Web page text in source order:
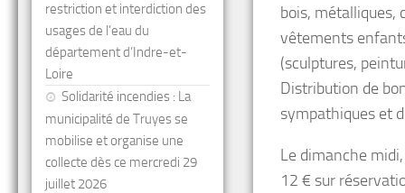
bois, métalliques,
vêtements
(sculptures,
Distribution de
sympathiques et
Le dimanche
12 € sur
restriction et interdiction des
usages de l’eau du
département d’Indre-et-
Loire
Solidarité incendies : La
municipalité de Truyes se
mobilise et organise une
collecte dès ce mercredi 29
juillet 2026